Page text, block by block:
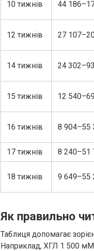
10 тижнів 44
12 тижнів 27
14 тижнів 24
15 тижнів 12
16 тижнів 8 904–55
17 тижнів 8 240–51
18 тижнів 9 649–55
Як правильно
Таблиця допомагає
Наприклад, ХГЛ 1 500